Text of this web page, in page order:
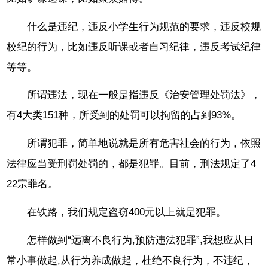
什么是违纪，违反小学生行为规范的要求，违反校规
校纪的行为，比如违反听课或者自习纪律，违反考试纪律
等等。
所谓违法，现在一般是指违反《治安管理处罚法》，
有4大类151种，所受到的处罚可以拘留的占到93%。
所谓犯罪，简单地说就是所有危害社会的行为，依照
法律应当受刑罚处罚的，都是犯罪。目前，刑法规定了4
22宗罪名。
在铁路，我们规定盗窃400元以上就是犯罪。
怎样做到“远离不良行为,预防违法犯罪”,我想应从日
常小事做起,从行为养成做起，杜绝不良行为，不违纪，